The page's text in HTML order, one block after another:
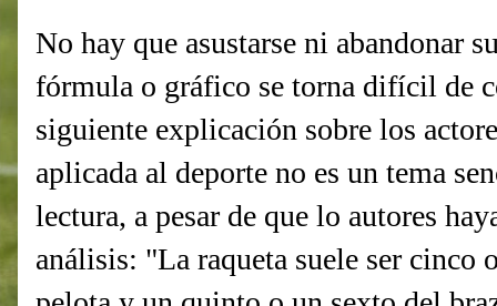
No hay que asustarse ni abandonar
fórmula o gráfico se torna difícil de
siguiente explicación sobre los
aplicada al deporte no es un tema
lectura, a pesar de que lo autores
análisis: "La raqueta suele ser cinco